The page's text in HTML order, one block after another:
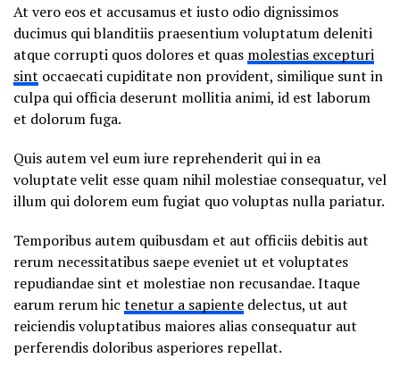
At vero eos et accusamus et iusto odio dignissimos
ducimus qui blanditiis praesentium voluptatum deleniti
atque corrupti quos dolores et quas molestias excepturi
sint occaecati cupiditate non provident, similique sunt in
culpa qui officia deserunt mollitia animi, id est laborum
et dolorum fuga.
Quis autem vel eum iure reprehenderit qui in ea
voluptate velit esse quam nihil molestiae consequatur, vel
illum qui dolorem eum fugiat quo voluptas nulla pariatur.
Temporibus autem quibusdam et aut officiis debitis aut
rerum necessitatibus saepe eveniet ut et voluptates
repudiandae sint et molestiae non recusandae. Itaque
earum rerum hic tenetur a sapiente delectus, ut aut
reiciendis voluptatibus maiores alias consequatur aut
perferendis doloribus asperiores repellat.